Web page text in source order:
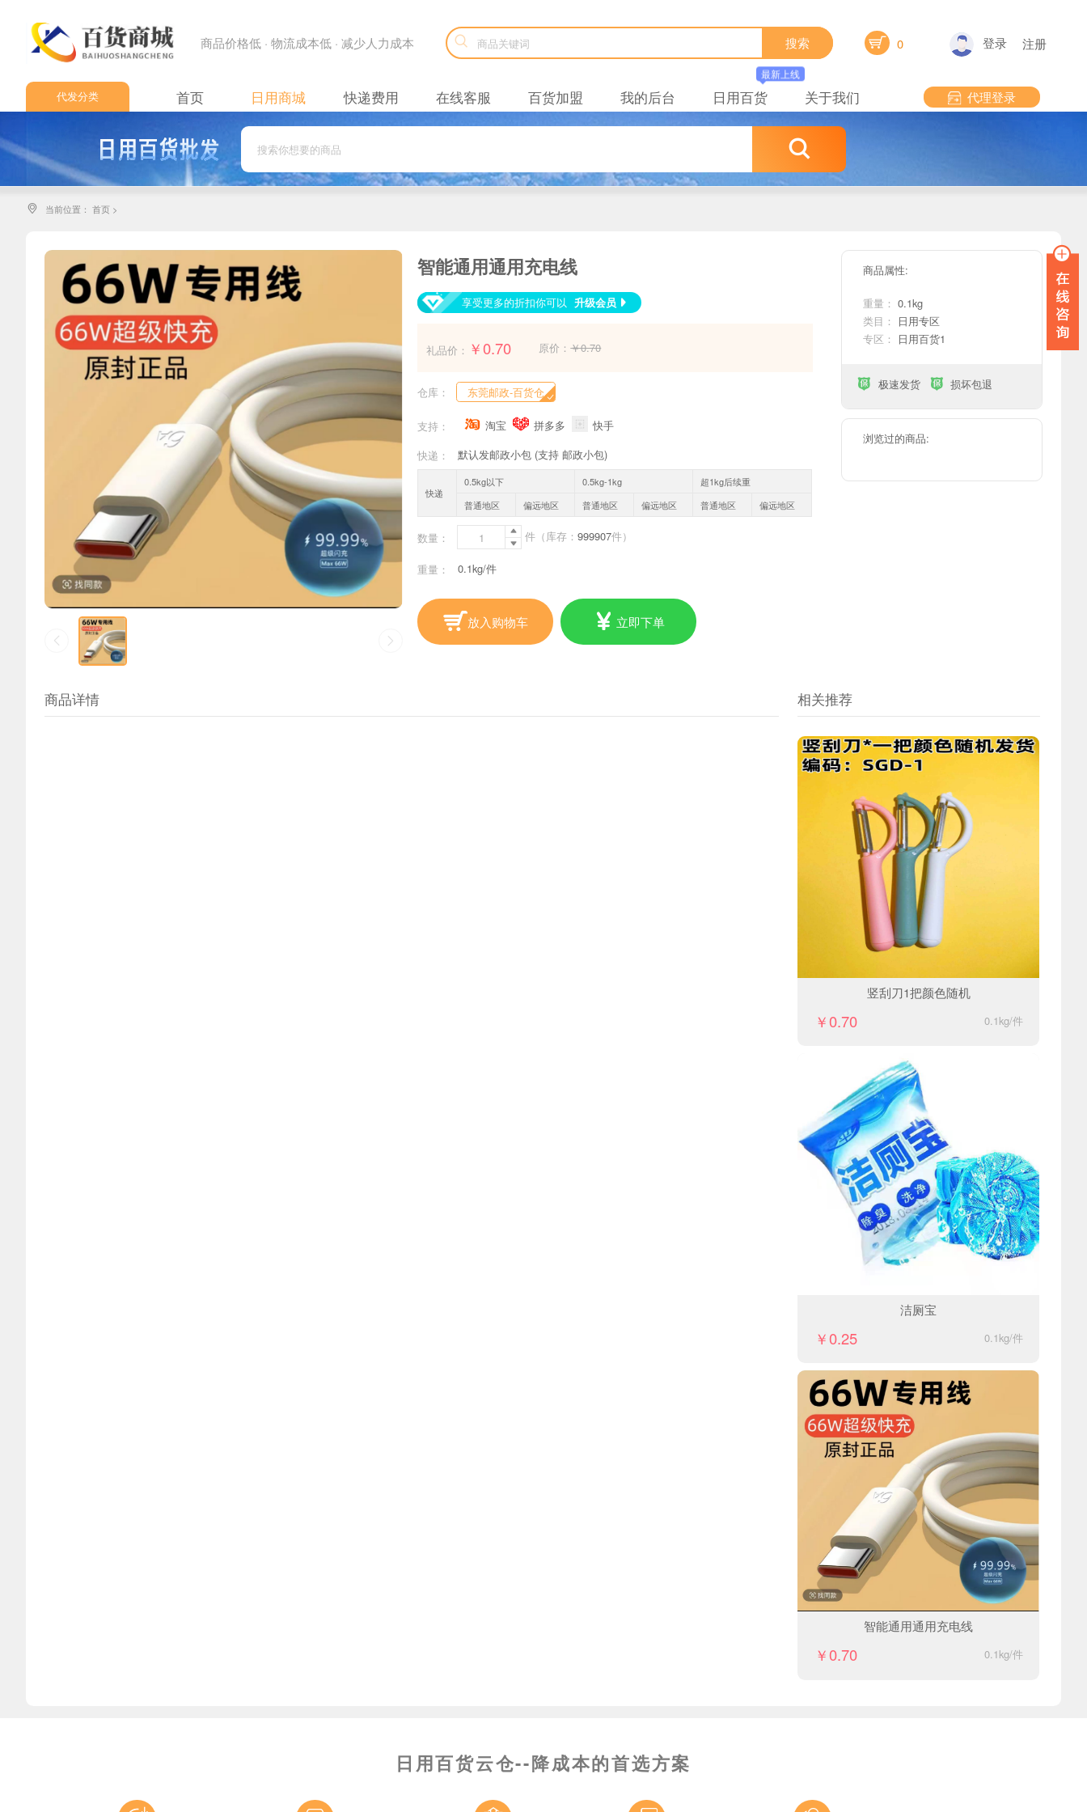
商品价格低 · 物流成本低 · 减少人力成本  搜索  0 登录 注册
代发分类
日用百货2
日用百货3
日用百货4
日用专区2
日用专区3
高端精品专区
高端精品专区2
首页 日用商城 快递费用 在线客服 百货加盟 我的后台
最新上线
日用百货 关于我们 代理登录

 当前位置：首页 >
智能通用通用充电线
享受更多的折扣你可以 升级会员 
礼品价： ￥0.70 原价：￥0.70
仓库： 东莞邮政-百货仓
支持： 淘宝 拼多多
快手
快递：
默认发邮政小包 (支持 邮政小包)
快递
0.5kg以下 0.5kg-1kg
超1kg后续重
普通地区
偏远地区 普通地区 偏远地区 普通地区 偏远地区
数量：


件（库存： 999907件）
重量： 0.1kg/件
放入购物车 立即下单
商品属性:
重量： 0.1kg
类目：
日用专区
专区：
日用百货1
 极速发货  损坏包退
浏览过的商品:
商品详情 相关推荐
竖刮刀1把颜色随机
￥0.70 0.1kg/件
洁厕宝
￥0.25 0.1kg/件
智能通用通用充电线
￥0.70 0.1kg/件
日用百货云仓--降成本的首选方案